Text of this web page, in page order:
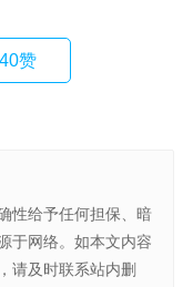
40赞
性给予任何担保、暗
于网络。如本文内容
请及时联系站内删